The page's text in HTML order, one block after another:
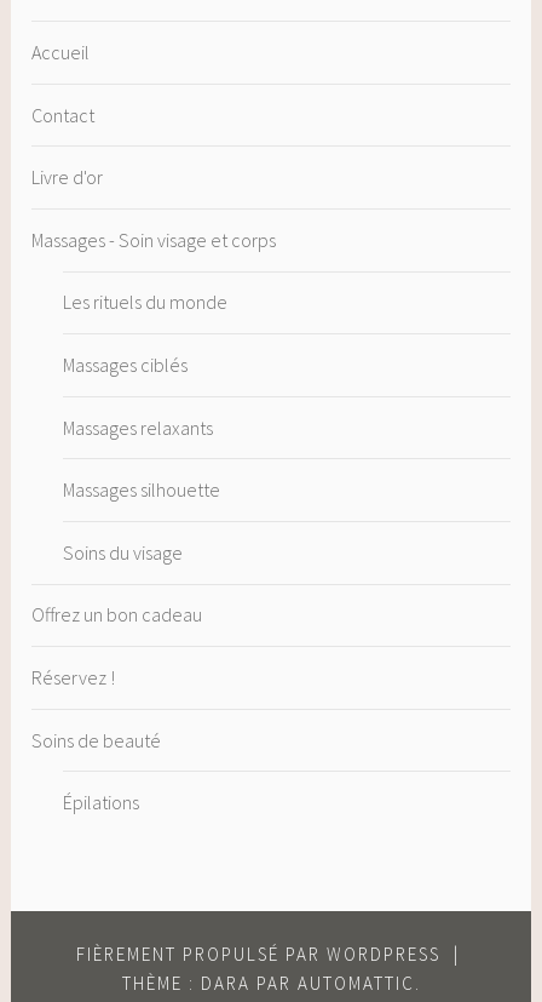
Accueil
Contact
Livre d'or
Massages - Soin visage et corps
Les rituels du monde
Massages ciblés
Massages relaxants
Massages silhouette
Soins du visage
Offrez un bon cadeau
Réservez !
Soins de beauté
Épilations
FIÈREMENT PROPULSÉ PAR WORDPRESS
|
THÈME : DARA PAR AUTOMATTIC .